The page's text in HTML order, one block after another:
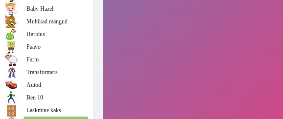
Baby Hazel
Multikad mängud
Haridus
Paavo
Farm
Transformers
Autod
Ben 10
Laskmine kaks